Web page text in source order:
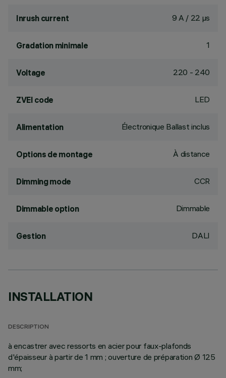
Inrush current 9 A / 22 µs
Gradation minimale 1
Voltage 220 - 240
ZVEI code LED
Alimentation Électronique Ballast inclus
Options de montage À distance
Dimming mode CCR
Dimmable option Dimmable
Gestion DALI
INSTALLATION
DESCRIPTION
à encastrer avec ressorts en acier pour faux-plafonds
d'épaisseur à partir de 1 mm ; ouverture de préparation Ø 125
mm;